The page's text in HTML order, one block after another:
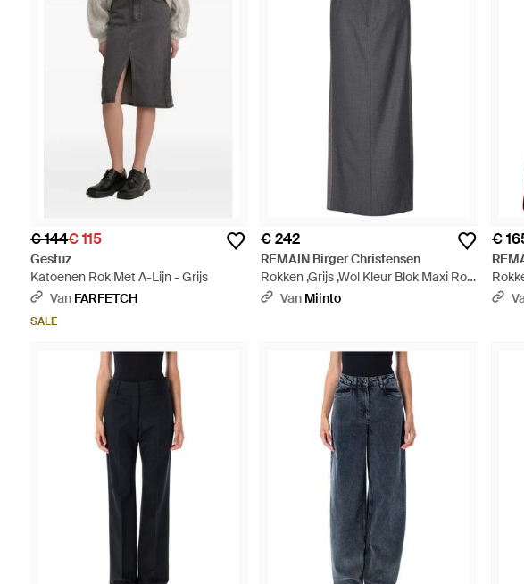
€ 144€ 115
Gestuz
Katoenen Rok Met A-Lijn - Grijs
Van FARFETCH
SALE
€ 242
REMAIN Birger Christensen
Rokken ,Grijs ,Wol Kleur Blok Maxi Rok
- Grijs
Van Miinto
€
Mesh